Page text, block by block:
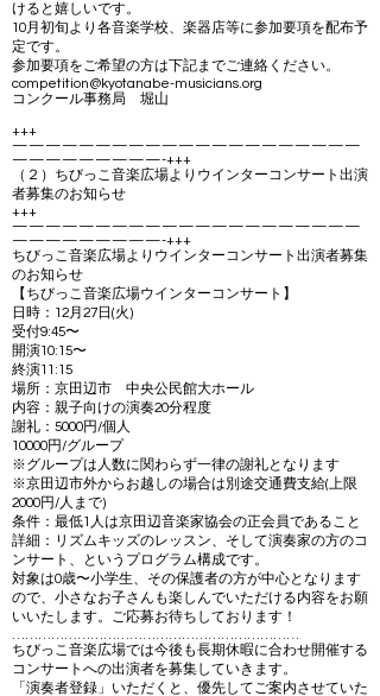
けると嬉しいです。
10月初旬より各音楽学校、楽器店等に参加要項を配布予
定です。
参加要項をご希望の方は下記までご連絡ください。
competition@kyotanabe-musicians.org
コンクール事務局 堀山
+++
—————————————————————
—————————-+++
（２）ちびっこ音楽広場よりウインターコンサート出演
者募集のお知らせ
+++
—————————————————————
—————————-+++
ちびっこ音楽広場よりウインターコンサート出演者募集
のお知らせ
【ちびっこ音楽広場ウインターコンサート】
日時：12月27日(火)
受付9:45〜
開演10:15〜
終演11:15
場所：京田辺市 中央公民館大ホール
内容：親子向けの演奏20分程度
謝礼：5000円/個人
10000円/グループ
※グループは人数に関わらず一律の謝礼となります
※京田辺市外からお越しの場合は別途交通費支給(上限
2000円/人まで)
条件：最低1人は京田辺音楽家協会の正会員であること
詳細：リズムキッズのレッスン、そして演奏家の方のコ
ンサート、というプログラム構成です。
対象は0歳〜小学生、その保護者の方が中心となります
ので、小さなお子さんも楽しんでいただける内容をお願
いいたします。ご応募お待ちしております！
ちびっこ音楽広場では今後も長期休暇に合わせ開催する
コンサートへの出演者を募集していきます。
「演奏者登録」いただくと、優先してご案内させていた